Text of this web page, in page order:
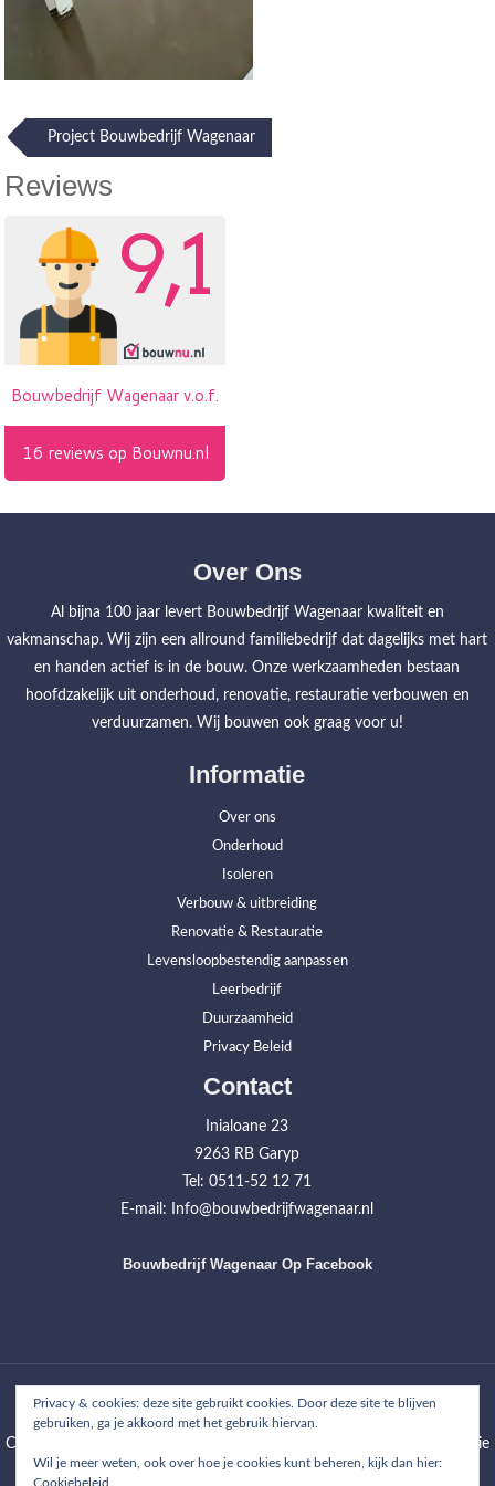
Post
navigation
Project Bouwbedrijf Wagenaar
Reviews
Over Ons
Al bijna 100 jaar levert Bouwbedrijf Wagenaar kwaliteit en
vakmanschap. Wij zijn een allround familiebedrijf dat dagelijks met hart
en handen actief is in de bouw. Onze werkzaamheden bestaan
hoofdzakelijk uit onderhoud, renovatie, restauratie verbouwen en
verduurzamen. Wij bouwen ook graag voor u!
Informatie
Over ons
Onderhoud
Isoleren
Verbouw & uitbreiding
Renovatie & Restauratie
Levensloopbestendig aanpassen
Leerbedrijf
Duurzaamheid
Privacy Beleid
Contact
Inialoane 23
9263 RB Garyp
Tel: 0511-52 12 71
E-mail: Info@bouwbedrijfwagenaar.nl
Bouwbedrijf Wagenaar Op Facebook
Home Werkzaamheden Projecten Over ons Contact
Copyright © 2026
| WordPress Theme: Wimpie
Lite by8degree Themes
Privacy & cookies: deze site gebruikt cookies. Door deze site te blijven
gebruiken, ga je akkoord met het gebruik hiervan.
Wil je meer weten, ook over hoe je cookies kunt beheren, kijk dan hier:
Cookiebeleid